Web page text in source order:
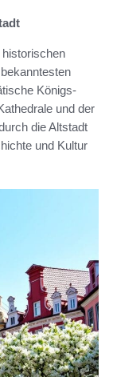
Königs-
und der
die Altstadt
und Kultur